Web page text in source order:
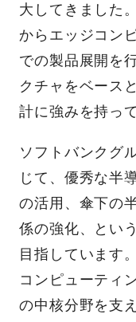
大してきました
からエッジコン
での製品展開を
クチャをベース
計に強みを持っ
ソフトバンクグ
じて、優秀な半
の活用、傘下の
係の強化、とい
目指しています
コンピューティ
の中核分野を支